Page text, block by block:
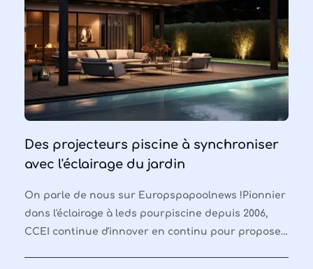
Des projecteurs piscine à synchroniser
avec l'éclairage du jardin
On parle de nous sur Europspapoolnews !Pionnier
dans l'éclairage à leds pourpiscine depuis 2006,
CCEI continue d'innover en continu pour proposer